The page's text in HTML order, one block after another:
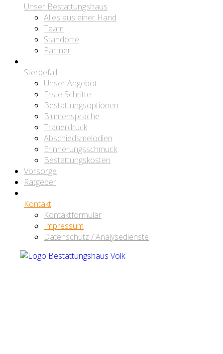
Unser Bestattungshaus
Alles aus einer Hand
Team
Standorte
Partner
Sterbefall
Unser Angebot
Erste Schritte
Bestattungsoptionen
Blumensprache
Trauerdruck
Abschiedsmelodien
Erinnerungsschmuck
Bestattungskosten
Vorsorge
Ratgeber
Kontakt
Kontaktformular
Impressum
Datenschutz / Analysedienste